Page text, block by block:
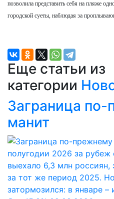
позволила представить себя на пляже
городской суеты, наблюдая за
Еще статьи из
категории
Заграница
манит
полугодии 2026 за
выехало 6,3 млн россиян,
за тот же период 2025.
затормозился: в январе